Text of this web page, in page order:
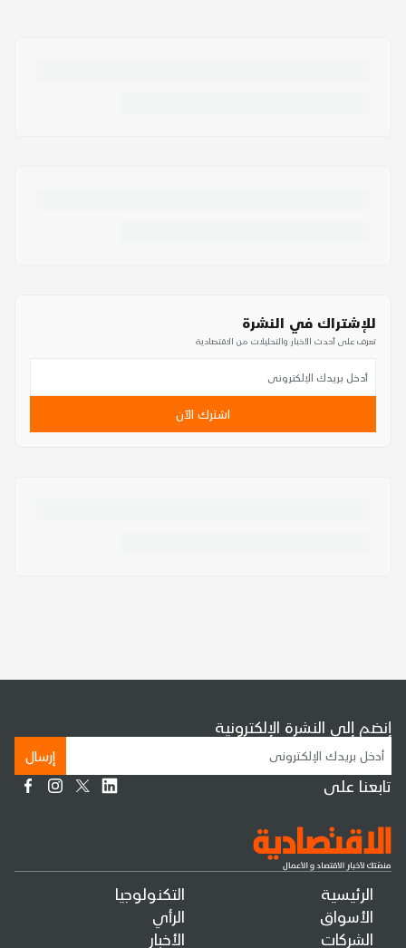
للإشتراك في النشرة
تعرف على أحدث الأخبار والتحليلات من الاقتصادية
اشترك الآن
الرئيسية
الأسواق
الشركات
التكنولوجيا
الرأي
الأخبار
إنضم إلى النشرة الإلكترونية
إرسال
تابعنا على